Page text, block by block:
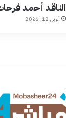
الناقد أحمد
أبريل 12, 2026